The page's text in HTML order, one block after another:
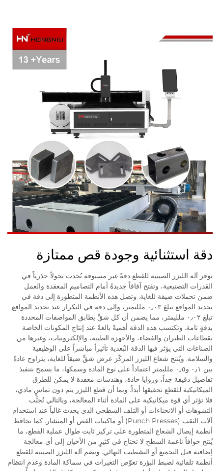
دقة استثنائية وجودة قص ممتازة
توفر آلة الليزر الصينية للقطع دقةً غير مسبوقة تُحدث تحولاً جذرياً في
القدرات التصنيعية، وتفتح آفاقاً جديدةً أمام التصاميم المعقدة والعمل
ضمن تحملات ضيقة للغاية. وتصل هذه الأنظمة المتطورة إلى دقة في
تحديد المواقع تبلغ ٠٫٠٣ ملليمتر، وإلى دقة في التكرار عند تحديد المواقع
تبلغ ٠٫٠٢ ملليمتر، مما يضمن أن كل شقٍّ يطابق المواصفات المحددة
بدقةٍ تامة. وتكتسب هذه الدقة أهميةً بالغةً عند إنتاج المكونات الخاصة
بقطاعات الطيران والفضاء، والأجهزة الطبية، والإلكترونيات، وغيرها من
الصناعات التي يؤثر فيها الدقة البُعدية تأثيراً مباشراً على الوظيفية
والسلامة. ويُنتج شعاع الليزر المركّز عرض شقٍّ ضيقاً للغاية، يتراوح عادةً
بين ٠٫١ و٠٫٥ ملليمتر اعتماداً على نوع المادة وسمكها، ما يسمح بتنفيذ
تفاصيل دقيقة جداً، وزوايا حادة، وهندسات معقدة لا يمكن للطرق
الميكانيكية للقطع تحقيقها أبداً. وبما أن قطع الليزر يتم دون تماسٍ مادي،
فلا تؤثر أي قوة ميكانيكية على المادة أثناء المعالجة، وبالتالي تُجنَّب
التشوهات أو الانحناءات أو التلف السطحي الذي يحدث غالباً عند استخدام
آلات الثقب (Punch Presses) أو ماكينات القص أو المنشار. كما تحافظ
أنظمة إيصال الشعاع المتطورة على تركيز ثابت طوال عملية القطع، ما
يُنتج حوافاً ناعمة السطح لا تحتاج في كثيرٍ من الأحيان إلى أي معالجة
إضافية قبل التجميع أو التشطيب النهائي. وتضم آلة الليزر الصينية للقطع
أنظمة تلقائية لضبط البؤرة تعوّض التغيرات في سماكة المادة وعدم انتظام